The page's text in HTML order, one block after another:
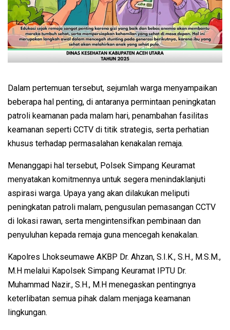
Dalam pertemuan tersebut, sejumlah warga menyampaikan
beberapa hal penting, di antaranya permintaan peningkatan
patroli keamanan pada malam hari, penambahan fasilitas
keamanan seperti CCTV di titik strategis, serta perhatian
khusus terhadap permasalahan kenakalan remaja.
Menanggapi hal tersebut, Polsek Simpang Keuramat
menyatakan komitmennya untuk segera menindaklanjuti
aspirasi warga. Upaya yang akan dilakukan meliputi
peningkatan patroli malam, pengusulan pemasangan CCTV
di lokasi rawan, serta mengintensifkan pembinaan dan
penyuluhan kepada remaja guna mencegah kenakalan.
Kapolres Lhokseumawe AKBP Dr. Ahzan, S.I.K., S.H., M.S.M.,
M.H melalui Kapolsek Simpang Keuramat IPTU Dr.
Muhammad Nazir., S.H., M.H menegaskan pentingnya
keterlibatan semua pihak dalam menjaga keamanan
lingkungan.